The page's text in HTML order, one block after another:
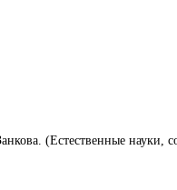
(Естественные науки,